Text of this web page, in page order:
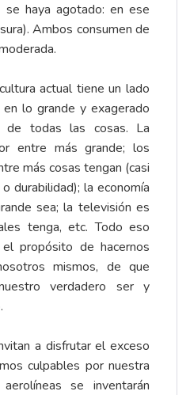
haya agotado: en ese
Ambos consumen de
actual tiene un lado
lo grande y exagerado
de todas las cosas. La
entre más grande; los
más cosas tengan (casi
durabilidad); la economía
sea; la televisión es
tenga, etc. Todo eso
propósito de hacernos
mismos, de que
verdadero ser y
a disfrutar el exceso
culpables por nuestra
se inventarán